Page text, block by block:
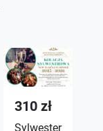
310 zł
Sylwester